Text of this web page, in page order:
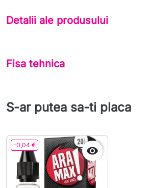
Detalii ale produsului
Fisa tehnica
S-ar putea sa-ti placa
-0,04 € 